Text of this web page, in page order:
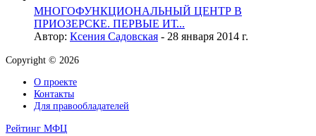
МНОГОФУНКЦИОНАЛЬНЫЙ ЦЕНТР В
ПРИОЗЕРСКЕ. ПЕРВЫЕ ИТ...
Автор: Ксения Садовская - 28 января 2014 г.
Copyright © 2026
О проекте
Контакты
Для правообладателей
Рейтинг МФЦ